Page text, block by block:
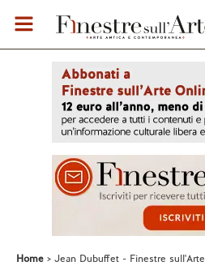
Home Jean Dubuffet - Finestre sull'Arte